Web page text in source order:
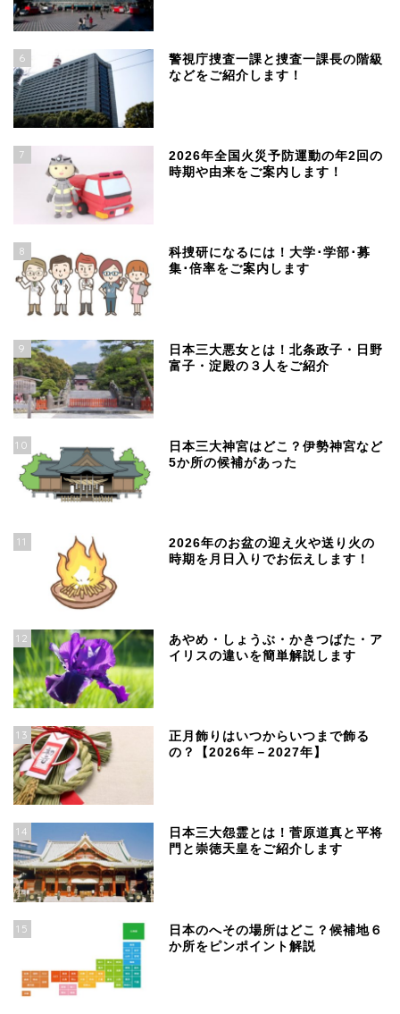
6
警視庁捜査一課と捜査一課長の階級
などをご紹介します！
7
2026年全国火災予防運動の年2回の
時期や由来をご案内します！
8
科捜研になるには！大学･学部･募
集･倍率をご案内します
9
日本三大悪女とは！北条政子・日野
富子・淀殿の３人をご紹介
10
日本三大神宮はどこ？伊勢神宮など
5か所の候補があった
11
2026年のお盆の迎え火や送り火の
時期を月日入りでお伝えします！
12
あやめ・しょうぶ・かきつばた・ア
イリスの違いを簡単解説します
13
正月飾りはいつからいつまで飾る
の？【2026年－2027年】
14
日本三大怨霊とは！菅原道真と平将
門と崇徳天皇をご紹介します
15
日本のへその場所はどこ？候補地６
か所をピンポイント解説